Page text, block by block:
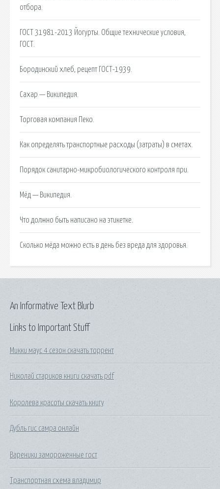
отбора.
ГОСТ 31981-2013 Йогурты. Общие технические условия,
ГОСТ.
Бородинский хлеб, рецепт ГОСТ-1939.
Сахар — Википедия.
Торговая компания Пеко.
Как определять транспортные расходы (затраты) в сметах.
Порядок санитарно-микробиологического контроля при.
Мёд — Википедия.
Что должно быть написано на этикетке.
Сколько мёда можно есть в день без вреда для здоровья.
Links to Important Stuff
Микки маус 4 сезон скачать торрент
Николай стариков книги скачать pdf
Королева красоты скачать книгу
Дубль гис самра онлайн
Вареники замороженные гост
Транспортная схема владимир
An Informative Text Blurb